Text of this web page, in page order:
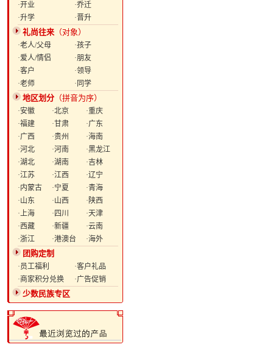
·开业
·乔迁
·升学
·晋升
礼尚往来 （对象）
·老人/父母
·孩子
·爱人/情侣
·朋友
·客户
·领导
·老师
·同学
地区划分 （拼音为序）
·安徽 ·北京
·重庆
·福建
·甘肃
·广东
·广西
·贵州
·海南
·河北
·河南
·黑龙江
·湖北
·湖南
·吉林
·江苏
·江西
·辽宁
·内蒙古
·宁夏
·青海
·山东
·山西
·陕西
·上海
·四川
·天津
·西藏
·新疆
·云南
·浙江
·港澳台 ·海外
团购定制
·员工福利
·客户礼品
·商家积分兑换
·广告促销
少数民族专区